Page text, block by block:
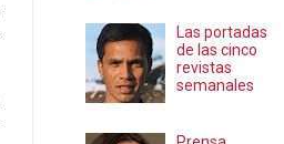
Las portadas
de las cinco
revistas
semanales